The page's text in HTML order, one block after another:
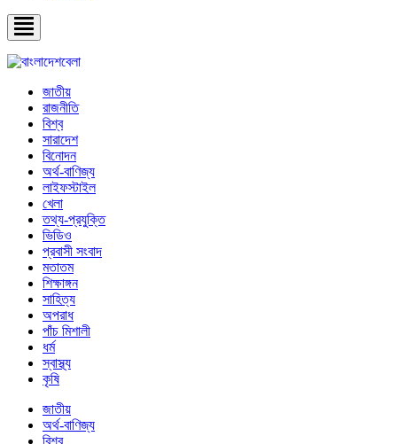
জাতীয়
রাজনীতি
বিশ্ব
সারাদেশ
বিনোদন
অর্থ-বাণিজ্য
লাইফস্টাইল
খেলা
তথ্য-প্রযুক্তি
ভিডিও
প্রবাসী সংবাদ
মতাতম
শিক্ষাঙ্গন
সাহিত্য
অপরাধ
পাঁচ মিশালী
ধর্ম
স্বাস্থ্য
কৃষি
জাতীয়
অর্থ-বাণিজ্য
বিশ্ব